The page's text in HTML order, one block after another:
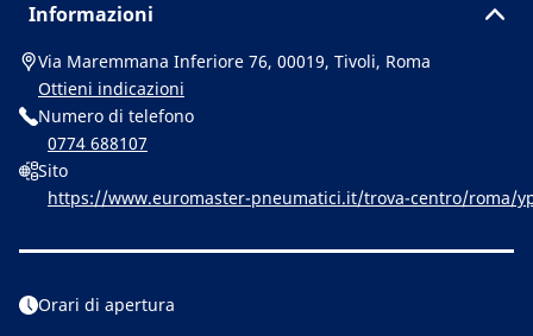
Informazioni
Via Maremmana Inferiore 76, 00019, Tivoli, Roma
Ottieni indicazioni
Numero di telefono
0774 688107
Sito
https://www.euromaster-pneumatici.it/trova-centro/roma/
Orari di apertura